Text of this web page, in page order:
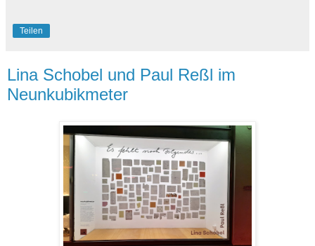
Teilen
Lina Schobel und Paul Reßl im
Neunkubikmeter